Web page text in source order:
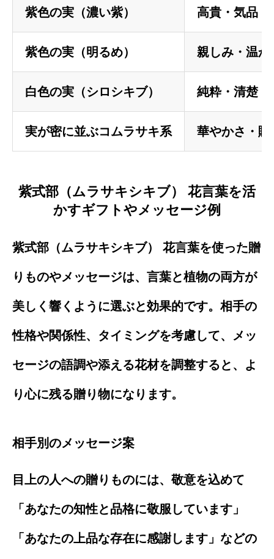
紫色の実（濃い紫） 高貴・気品・
紫色の実（明るめ） 親しみ・温
白色の実（シロシキブ） 純粋・清楚・
実が密に並ぶコムラサキ系 華やかさ・
紫式部（ムラサキシキブ） 花言葉を活
かすギフトやメッセージ例
紫式部（ムラサキシキブ） 花言葉を使った贈
りものやメッセージは、言葉と植物の両方が
美しく響くように選ぶと効果的です。相手の
性格や関係性、タイミングを考慮して、メッ
セージの語調や添える花材を調整すると、よ
り心に残る贈り物になります。
相手別のメッセージ案
目上の人への贈りものには、敬意を込めて
「あなたの知性と品格に敬服しています」
「あなたの上品な存在に感謝します」などの